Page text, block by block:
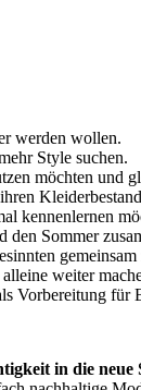
werden wollen.
Style suchen.
möchten und
kennenlernen
den Sommer
gemeinsam
weiter
Vorbereitung für
in die neue